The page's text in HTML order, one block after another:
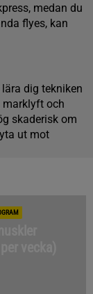
medan du
flyes, kan
dig tekniken
marklyft och
skaderisk om
ut mot